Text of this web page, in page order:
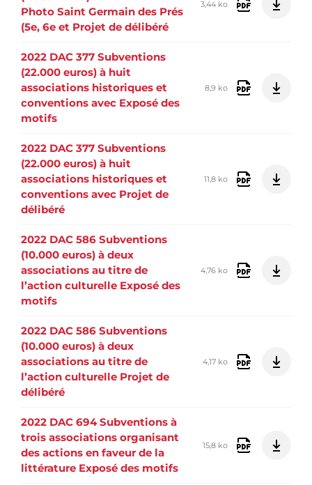
Photo Saint Germain des Prés
(5e, 6e et Projet de délibéré
3,44 ko
2022 DAC 377 Subventions
(22.000 euros) à huit
associations historiques et
conventions avec Exposé des
motifs
8,9 ko
2022 DAC 377 Subventions
(22.000 euros) à huit
associations historiques et
conventions avec Projet de
délibéré
11,8 ko
2022 DAC 586 Subventions
(10.000 euros) à deux
associations au titre de
l’action culturelle Exposé des
motifs
4,76 ko
2022 DAC 586 Subventions
(10.000 euros) à deux
associations au titre de
l’action culturelle Projet de
délibéré
4,17 ko
2022 DAC 694 Subventions à
trois associations organisant
des actions en faveur de la
littérature Exposé des motifs
15,8 ko